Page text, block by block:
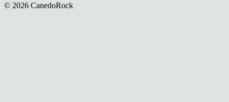
© 2026 CanedoRock